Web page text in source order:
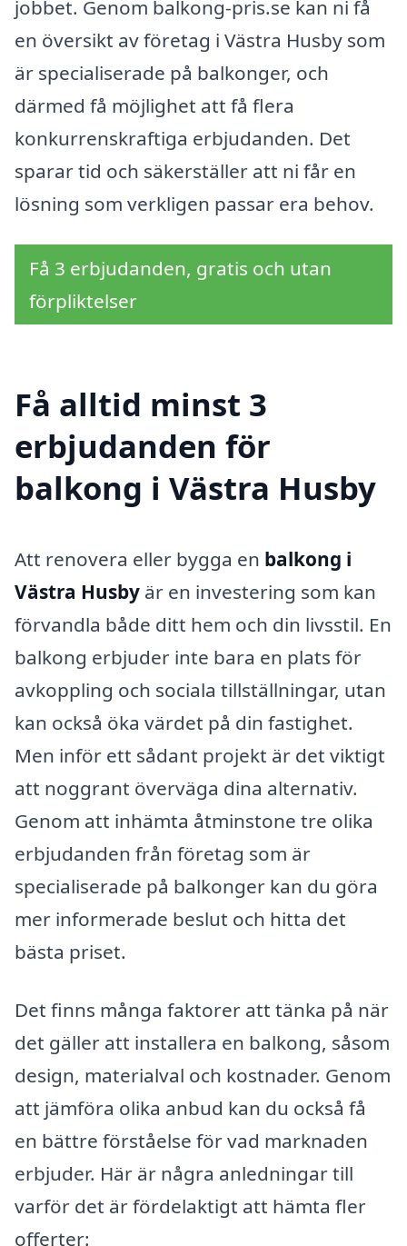
jobbet. Genom balkong-pris.se kan ni få
en översikt av företag i Västra Husby som
är specialiserade på balkonger, och
därmed få möjlighet att få flera
konkurrenskraftiga erbjudanden. Det
sparar tid och säkerställer att ni får en
lösning som verkligen passar era behov.
Få 3 erbjudanden, gratis och utan
förpliktelser
Få alltid minst 3
erbjudanden för
balkong i Västra Husby
Att renovera eller bygga en balkong i
Västra Husby är en investering som kan
förvandla både ditt hem och din livsstil. En
balkong erbjuder inte bara en plats för
avkoppling och sociala tillställningar, utan
kan också öka värdet på din fastighet.
Men inför ett sådant projekt är det viktigt
att noggrant överväga dina alternativ.
Genom att inhämta åtminstone tre olika
erbjudanden från företag som är
specialiserade på balkonger kan du göra
mer informerade beslut och hitta det
bästa priset.
Det finns många faktorer att tänka på när
det gäller att installera en balkong, såsom
design, materialval och kostnader. Genom
att jämföra olika anbud kan du också få
en bättre förståelse för vad marknaden
erbjuder. Här är några anledningar till
varför det är fördelaktigt att hämta fler
offerter: